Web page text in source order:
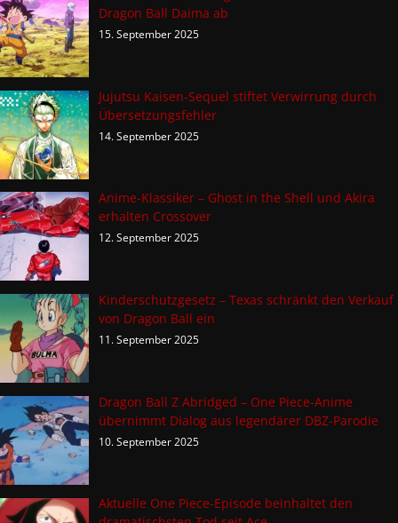
Dragon Ball Daima ab
15. September 2025
Jujutsu Kaisen-Sequel stiftet Verwirrung durch
Übersetzungsfehler
14. September 2025
Anime-Klassiker – Ghost in the Shell und Akira
erhalten Crossover
12. September 2025
Kinderschutzgesetz – Texas schränkt den Verkauf
von Dragon Ball ein
11. September 2025
Dragon Ball Z Abridged – One Piece-Anime
übernimmt Dialog aus legendärer DBZ-Parodie
10. September 2025
Aktuelle One Piece-Episode beinhaltet den